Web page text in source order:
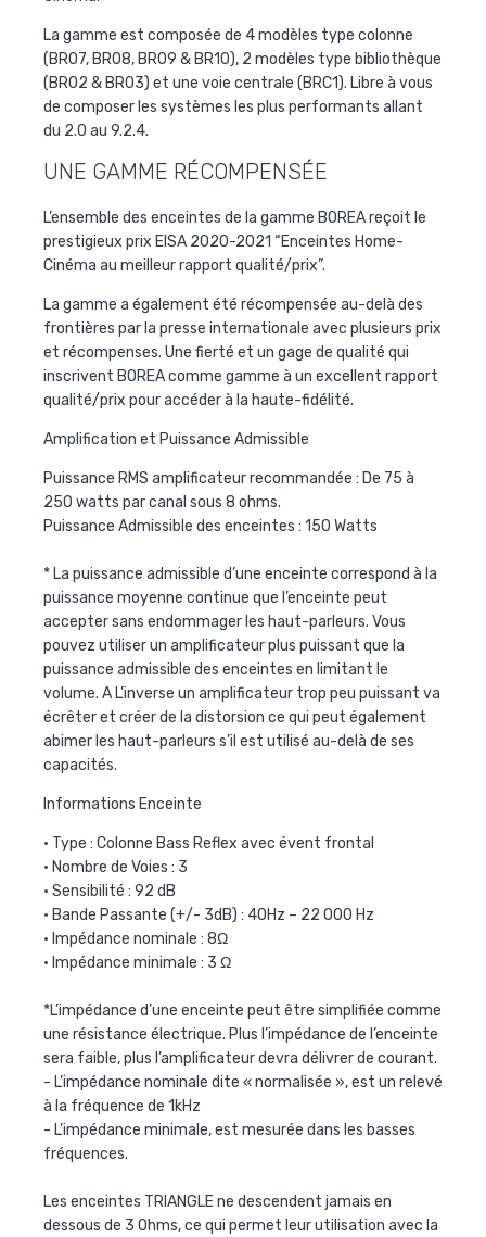
La gamme est composée de 4 modèles type colonne
(BR07, BR08, BR09 & BR10), 2 modèles type bibliothèque
(BR02 & BR03) et une voie centrale (BRC1). Libre à vous
de composer les systèmes les plus performants allant
du 2.0 au 9.2.4.
UNE GAMME RÉCOMPENSÉE
L’ensemble des enceintes de la gamme BOREA reçoit le
prestigieux prix EISA 2020-2021 “Enceintes Home-
Cinéma au meilleur rapport qualité/prix”.
La gamme a également été récompensée au-delà des
frontières par la presse internationale avec plusieurs prix
et récompenses. Une fierté et un gage de qualité qui
inscrivent BOREA comme gamme à un excellent rapport
qualité/prix pour accéder à la haute-fidélité.
Amplification et Puissance Admissible
Puissance RMS amplificateur recommandée : De 75 à
250 watts par canal sous 8 ohms.
Puissance Admissible des enceintes : 150 Watts
* La puissance admissible d’une enceinte correspond à la
puissance moyenne continue que l’enceinte peut
accepter sans endommager les haut-parleurs. Vous
pouvez utiliser un amplificateur plus puissant que la
puissance admissible des enceintes en limitant le
volume. A L’inverse un amplificateur trop peu puissant va
écrêter et créer de la distorsion ce qui peut également
abimer les haut-parleurs s’il est utilisé au-delà de ses
capacités.
Informations Enceinte
• Type : Colonne Bass Reflex avec évent frontal
• Nombre de Voies : 3
• Sensibilité : 92 dB
• Bande Passante (+/- 3dB) : 40Hz – 22 000 Hz
• Impédance nominale : 8Ω
• Impédance minimale : 3 Ω
*L’impédance d’une enceinte peut être simplifiée comme
une résistance électrique. Plus l’impédance de l’enceinte
sera faible, plus l’amplificateur devra délivrer de courant.
- L’impédance nominale dite « normalisée », est un relevé
à la fréquence de 1kHz
- L’impédance minimale, est mesurée dans les basses
fréquences.
Les enceintes TRIANGLE ne descendent jamais en
dessous de 3 Ohms, ce qui permet leur utilisation avec la